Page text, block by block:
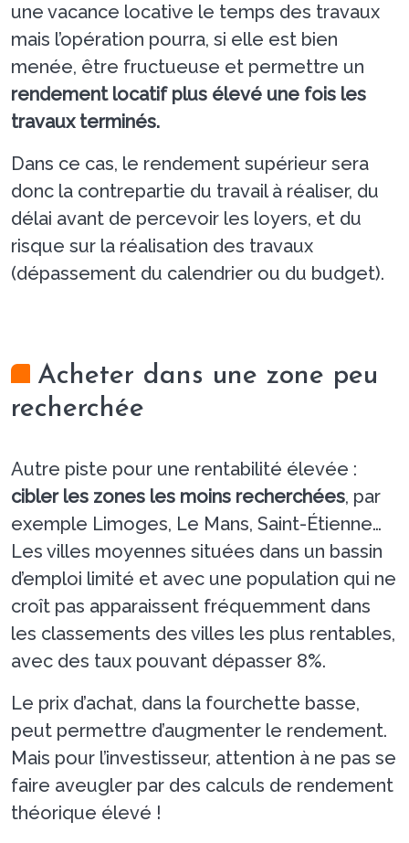
une vacance locative le temps des travaux
mais l’opération pourra, si elle est bien
menée, être fructueuse et permettre un
rendement locatif plus élevé une fois les
travaux terminés.
Dans ce cas, le rendement supérieur sera
donc la contrepartie du travail à réaliser, du
délai avant de percevoir les loyers, et du
risque sur la réalisation des travaux
(dépassement du calendrier ou du budget).
Acheter dans une zone peu
recherchée
Autre piste pour une rentabilité élevée :
cibler les zones les moins recherchées, par
exemple Limoges, Le Mans, Saint-Étienne…
Les villes moyennes situées dans un bassin
d’emploi limité et avec une population qui ne
croît pas apparaissent fréquemment dans
les classements des villes les plus rentables,
avec des taux pouvant dépasser 8%.
Le prix d’achat, dans la fourchette basse,
peut permettre d’augmenter le rendement.
Mais pour l’investisseur, attention à ne pas se
faire aveugler par des calculs de rendement
théorique élevé !